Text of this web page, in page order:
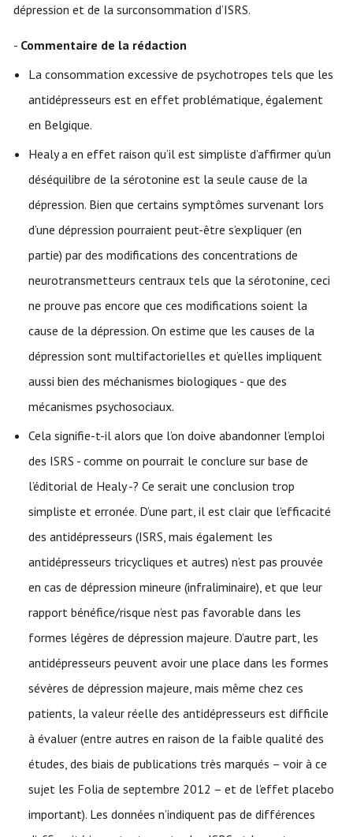
dépression et de la surconsommation d’ISRS.
- Commentaire de la rédaction
La consommation excessive de psychotropes tels que les
antidépresseurs est en effet problématique, également
en Belgique.
Healy a en effet raison qu’il est simpliste d’affirmer qu’un
déséquilibre de la sérotonine est la seule cause de la
dépression. Bien que certains symptômes survenant lors
d’une dépression pourraient peut-être s’expliquer (en
partie) par des modifications des concentrations de
neurotransmetteurs centraux tels que la sérotonine, ceci
ne prouve pas encore que ces modifications soient la
cause de la dépression. On estime que les causes de la
dépression sont multifactorielles et qu’elles impliquent
aussi bien des méchanismes biologiques - que des
mécanismes psychosociaux.
Cela signifie-t-il alors que l’on doive abandonner l’emploi
des ISRS - comme on pourrait le conclure sur base de
l’éditorial de Healy -? Ce serait une conclusion trop
simpliste et erronée. D’une part, il est clair que l’efficacité
des antidépresseurs (ISRS, mais également les
antidépresseurs tricycliques et autres) n’est pas prouvée
en cas de dépression mineure (infraliminaire), et que leur
rapport bénéfice/risque n’est pas favorable dans les
formes légères de dépression majeure. D’autre part, les
antidépresseurs peuvent avoir une place dans les formes
sévères de dépression majeure, mais même chez ces
patients, la valeur réelle des antidépresseurs est difficile
à évaluer (entre autres en raison de la faible qualité des
études, des biais de publications très marqués – voir à ce
sujet les Folia de septembre 2012 – et de l’effet placebo
important). Les données n’indiquent pas de différences